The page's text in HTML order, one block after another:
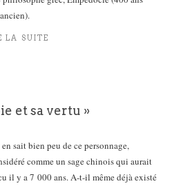
LA SUITE
et sa vertu »
sait bien peu de ce personnage,
comme un sage chinois qui aurait
il y a 7 000 ans. A-t-il même déjà existé